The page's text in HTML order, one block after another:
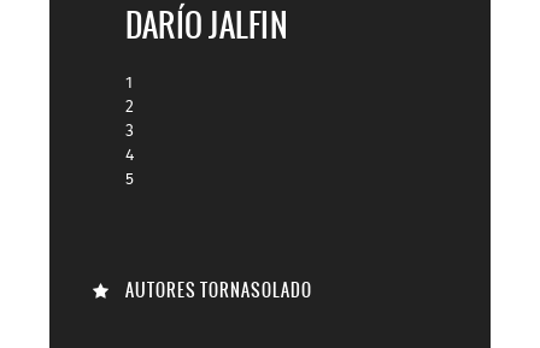
DARÍO JALFIN
1
2
3
4
5
AUTORES TORNASOLADO